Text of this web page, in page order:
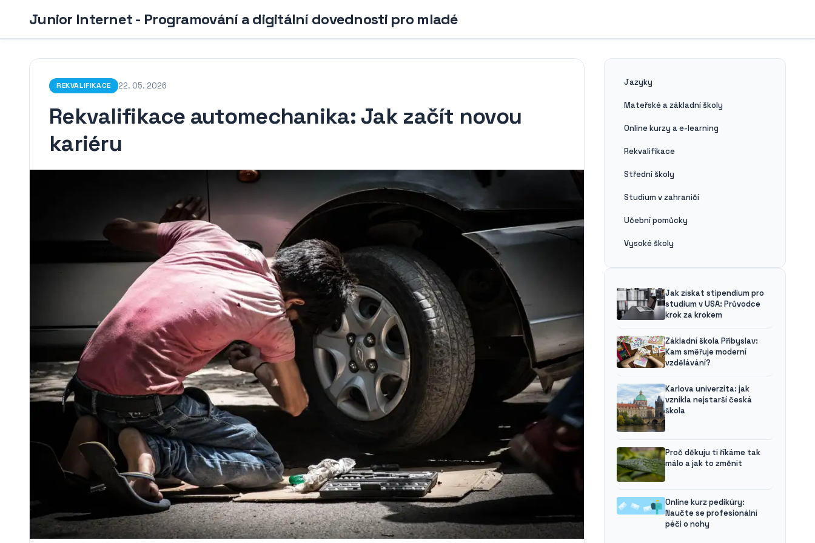
Junior Internet - Programování a digitální dovednosti pro mladé
REKVALIFIKACE 22. 05. 2026
Rekvalifikace automechanika: Jak začít novou
kariéru
Jazyky
Mateřské a základní školy
Online kurzy a e-learning
Rekvalifikace
Střední školy
Studium v zahraničí
Učební pomůcky
Vysoké školy
Jak získat stipendium pro
studium v USA: Průvodce
krok za krokem
Základní škola Přibyslav:
Kam směřuje moderní
vzdělávání?
Karlova univerzita: jak
vznikla nejstarší česká
škola
Proč děkuju ti říkáme tak
málo a jak to změnit
Online kurz pedikúry:
Naučte se profesionální
péči o nohy